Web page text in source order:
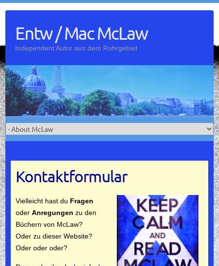
contentEntw / Mac McLaw
Independent Autor aus dem Ruhrgebiet
Kontaktformular
Vielleicht hast du Fragen
oder Anregungen zu den
Büchern von McLaw?
Oder zu dieser Website?
Oder oder oder?